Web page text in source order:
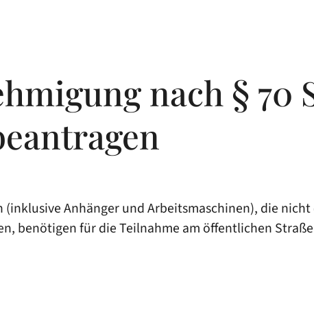
nach § 70
Anhänger und Arbeitsmaschinen), die
benötigen für die Teilnahme am öffentlichen